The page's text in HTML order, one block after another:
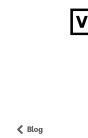
Blog